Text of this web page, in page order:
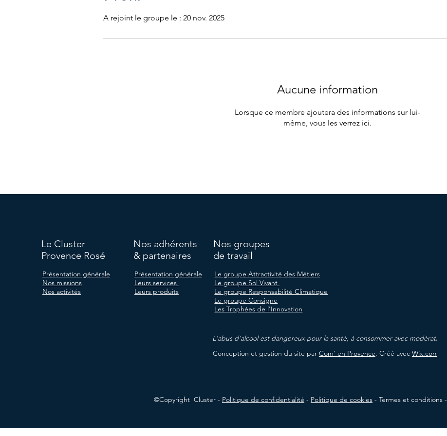
A rejoint le groupe le : 20 nov. 2025
Aucune information
Lorsque ce membre ajoutera des informations sur lui-
même, vous les verrez ici.
Le Cluster
Provence Rosé
Nos adhérents
& partenaires
Présentation générale
Nos missions
Nos activités
Présentation générale
Leurs services
Leurs produits
Nos groupes
de travail
Le groupe Attractivité des Métiers
Le groupe Sol Vivant
Le groupe Responsabilité Climatique
Le groupe Consigne
Les Trophées de l'Innovation
L'abus d'alcool est dangereux pour la santé, à consommer avec modération.
Conception et gestion du site par Com' en Provence. Créé avec Wix.com
©Copyright Cluster - Politique de confidentialité - Politique de cookies - Termes et conditions -